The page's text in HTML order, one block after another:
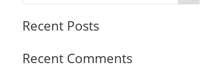
Recent Posts
Recent Comments